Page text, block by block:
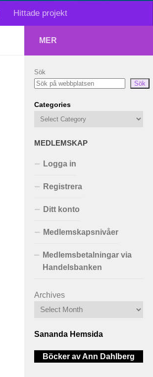
Hittade projekt
MER
Sök
Sök
Categories
MEDLEMSKAP
Logga in
Registrera
Ditt konto
Medlemskapsnivåer
Medlemsbetalningar via
Handelsbanken
Archives
Sananda Hemsida
Böcker av Ann Dahlberg